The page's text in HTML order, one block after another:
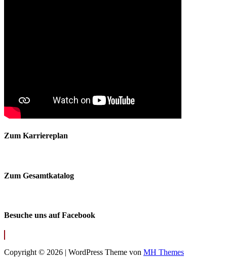
Zum Karriereplan
Zum Gesamtkatalog
Besuche uns auf Facebook
Copyright © 2026 | WordPress Theme von MH Themes